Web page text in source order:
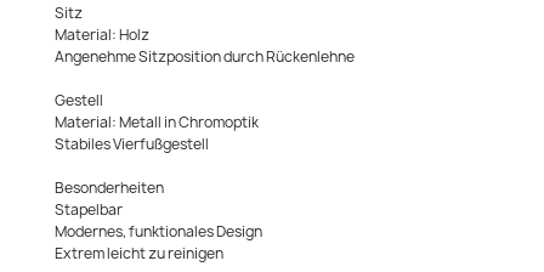
Sitz
Material: Holz
Angenehme Sitzposition durch Rückenlehne
Gestell
Material: Metall in Chromoptik
Stabiles Vierfußgestell
Besonderheiten
Stapelbar
Modernes, funktionales Design
Extrem leicht zu reinigen